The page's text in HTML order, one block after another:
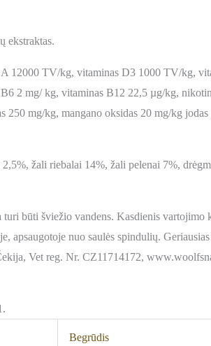
ekstraktas.
12000 TV/kg, vitaminas D3 1000 TV/kg,
2 mg/ kg, vitaminas B12 22,5 µg/kg,
mg/kg, mangano oksidas 20 mg/kg
žali riebalai 14%, žali pelenai 7%,
būti šviežio vandens. Kasdienis vartojimo
apsaugotoje nuo saulės spindulių.
Vet reg. Nr. CZ11714172,
Begrūdis